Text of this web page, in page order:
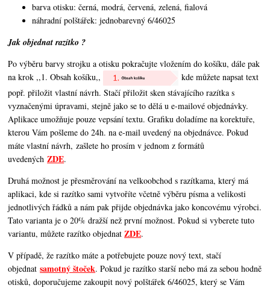
barva otisku: černá, modrá, červená, zelená, fialová
náhradní polštářek: jednobarevný 6/46025
Jak objednat razítko ?
Po výběru barvy strojku a otisku pokračujte vložením do košíku, dále pak
na krok ,,1. Obsah košíku,,
kde můžete napsat text
popř. přiložit vlastní návrh. Stačí přiložit sken stávajícího razítka s
vyznačenými úpravami, stejně jako se to dělá u e-mailové objednávky.
Aplikace umožňuje pouze vepsání textu. Grafiku doladíme na korektuře,
kterou Vám pošleme do 24h. na e-mail uvedený na objednávce. Pokud
máte vlastní návrh, zašlete ho prosím v jednom z formátů
uvedenýchZDE.
Druhá možnost je přesměrování na velkoobchod s razítkama, který má
aplikaci, kde si razítko sami vytvoříte včetně výběru písma a velikosti
jednotlivých řádků a nám pak přijde objednávka jako koncovému výrobci.
Tato varianta je o 20% dražší než první možnost. Pokud si vyberete tuto
variantu, můžete razítko objednatZDE.
V případě, že razítko máte a potřebujete pouze nový text, stačí
objednatsamotný štoček. Pokud je razítko starší nebo má za sebou hodně
otisků, doporučujeme zakoupit nový polštářek 6/46025, který se Vám